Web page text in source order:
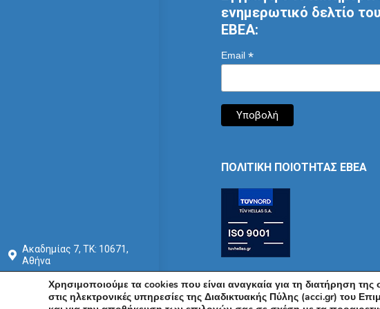
Ακαδημίας 7, ΤΚ: 10671,
Αθήνα
+30 210 3604815
info@acci.gr
ενημερωτικό δελτίο του
ΕΒΕΑ:
Email *
ΠΟΛΙΤΙΚΗ ΠΟΙΟΤΗΤΑΣ ΕΒΕΑ
Χρησιμοποιούμε τα cookies που είναι αναγκαία για τη διατήρηση
στις ηλεκτρονικές υπηρεσίες της Διαδικτυακής Πύλης (acci.gr) του